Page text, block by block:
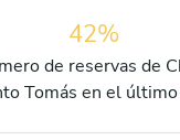
42%
de reservas de
Tomás en el último